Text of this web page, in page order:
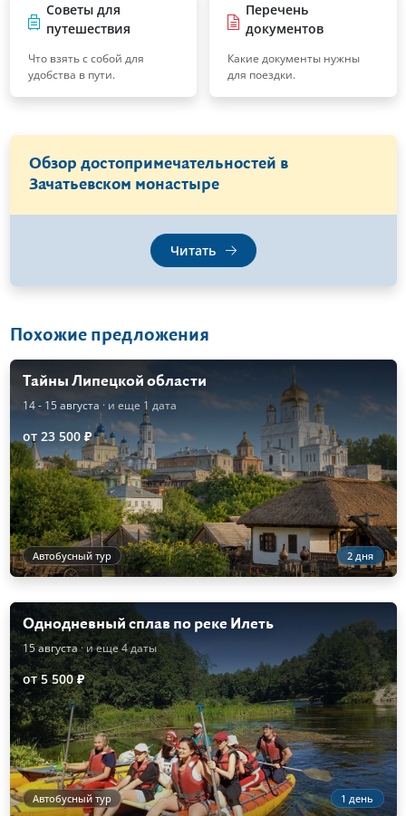
Советы для
путешествия
Что взять с собой для
удобства в пути.
Перечень
документов
Какие документы нужны
для поездки.
Обзор достопримечательностей в
Зачатьевском монастыре
Читать
Похожие предложения
Тайны Липецкой области
14 - 15 августа · и еще 1 дата
от 23 500 ₽
Автобусный тур 2 дня
Однодневный сплав по реке Илеть
15 августа· и еще 4 даты
от 5 500 ₽
Автобусный тур 1 день